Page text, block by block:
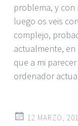
problema, y con
luego os veis
complejo,
actualmente,
que a mi
ordenador
12 MARZO,